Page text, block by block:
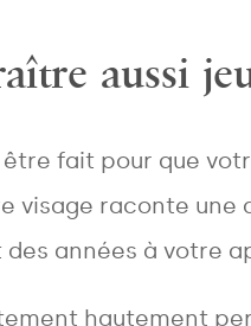
aussi
fait pour que
visage raconte
années à votre
hautement